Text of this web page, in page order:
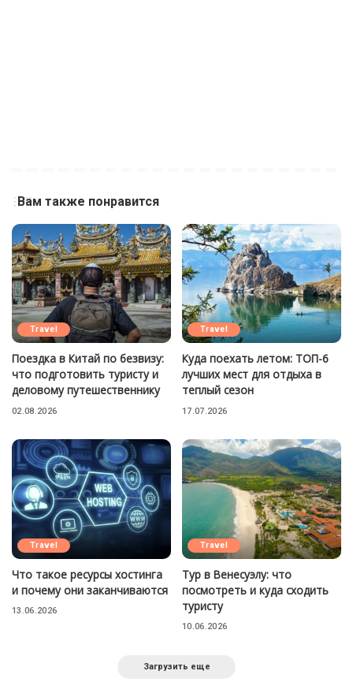
Вам также понравится
Travel
Поездка в Китай по безвизу:
что подготовить туристу и
деловому путешественнику
02.08.2026
Travel
Куда поехать летом: ТОП-6
лучших мест для отдыха в
теплый сезон
17.07.2026
Travel
Что такое ресурсы хостинга
и почему они заканчиваются
13.06.2026
Travel
Тур в Венесуэлу: что
посмотреть и куда сходить
туристу
10.06.2026
Загрузить еще